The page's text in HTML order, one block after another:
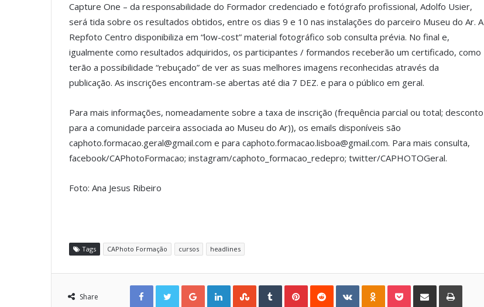
Capture One – da responsabilidade do Formador credenciado e fotógrafo profissional, Adolfo Usier,
será tida sobre os resultados obtidos, entre os dias 9 e 10 nas instalações do parceiro Museu do Ar. A
Repfoto Centro disponibiliza em “low-cost” material fotográfico sob consulta prévia. No final e,
igualmente como resultados adquiridos, os participantes / formandos receberão um certificado, como
terão a possibilidade “rebuçado” de ver as suas melhores imagens reconhecidas através da
publicação. As inscrições encontram-se abertas até dia 7 DEZ. e para o público em geral.
Para mais informações, nomeadamente sobre a taxa de inscrição (frequência parcial ou total; desconto
para a comunidade parceira associada ao Museu do Ar)), os emails disponíveis são
caphoto.formacao.geral@gmail.com e para caphoto.formacao.lisboa@gmail.com. Para mais consulta,
facebook/CAPhotoFormacao; instagram/caphoto_formacao_redepro; twitter/CAPHOTOGeral.
Foto: Ana Jesus Ribeiro
Tags CAPhoto Formação cursos headlines
Share
Facebook Twitter Google+ LinkedIn StumbleUpon Tumblr Pinterest Reddit VKontakte Odnoklassniki Pocket Share via Email Print